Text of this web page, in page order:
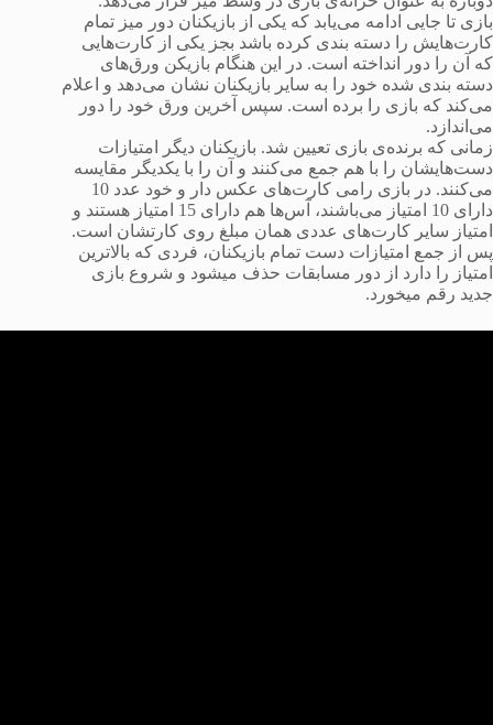
بازی تا جایی ادامه می‌یابد که یکی از بازیکنان دور میز تمام
کارت‌هایش را دسته بندی کرده باشد بجز یکی از کارت‌هایی
که آن را دور انداخته است. در این هنگام بازیکن ورق‌های
دسته بندی شده خود را به سایر بازیکنان نشان می‌دهد و اعلام
می‌کند که بازی را برده است. سپس آخرین ورق خود را دور
می‌اندازد.
زمانی که برنده‌ی بازی تعیین شد. بازیکنان دیگر امتیازات
دست‌هایشان را با هم جمع می‌کنند و آن را با یکدیگر مقایسه
می‌کنند. در بازی رامی کارت‌های عکس دار و خود عدد 10
دارای 10 امتیاز می‌باشند، آس‌ها هم دارای 15 امتیاز هستند و
امتیاز سایر کارت‌های عددی همان مبلغ روی کارتشان است.
پس از جمع امتیازات دست تمام بازیکنان، فردی که بالاترین
امتیاز را دارد از دور مسابقات حذف میشود و شروع بازی
جدید رقم میخورد.